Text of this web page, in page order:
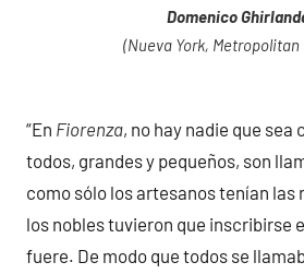
Domenico
(Nueva York, Metropolitan
“En Fiorenza, no hay nadie que
todos, grandes y pequeños, son
como sólo los artesanos tenían las
los nobles tuvieron que inscribirse
fuere. De modo que todos se